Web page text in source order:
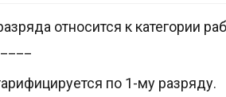
относится к категории
по 1-му разряду.